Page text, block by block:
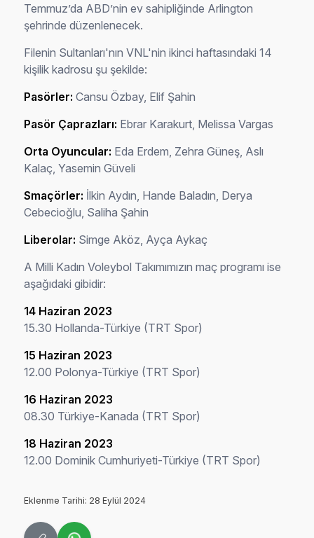
Temmuz’da ABD’nin ev sahipliğinde Arlington
şehrinde düzenlenecek.
Filenin Sultanları'nın VNL'nin ikinci haftasındaki 14
kişilik kadrosu şu şekilde:
Pasörler: Cansu Özbay, Elif Şahin
Pasör Çaprazları: Ebrar Karakurt, Melissa Vargas
Orta Oyuncular: Eda Erdem, Zehra Güneş, Aslı
Kalaç, Yasemin Güveli
Smaçörler: İlkin Aydın, Hande Baladın, Derya
Cebecioğlu, Saliha Şahin
Liberolar: Simge Aköz, Ayça Aykaç
A Milli Kadın Voleybol Takımımızın maç programı ise
aşağıdaki gibidir:
14 Haziran 2023
15.30 Hollanda-Türkiye (TRT Spor)
15 Haziran 2023
12.00 Polonya-Türkiye (TRT Spor)
16 Haziran 2023
08.30 Türkiye-Kanada (TRT Spor)
18 Haziran 2023
12.00 Dominik Cumhuriyeti-Türkiye (TRT Spor)
Eklenme Tarihi: 28 Eylül 2024